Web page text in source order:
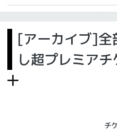
[アーカイブ]全
し超プレミアチ
チ